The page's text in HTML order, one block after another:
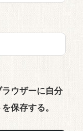
ウザーに自分
保存する。